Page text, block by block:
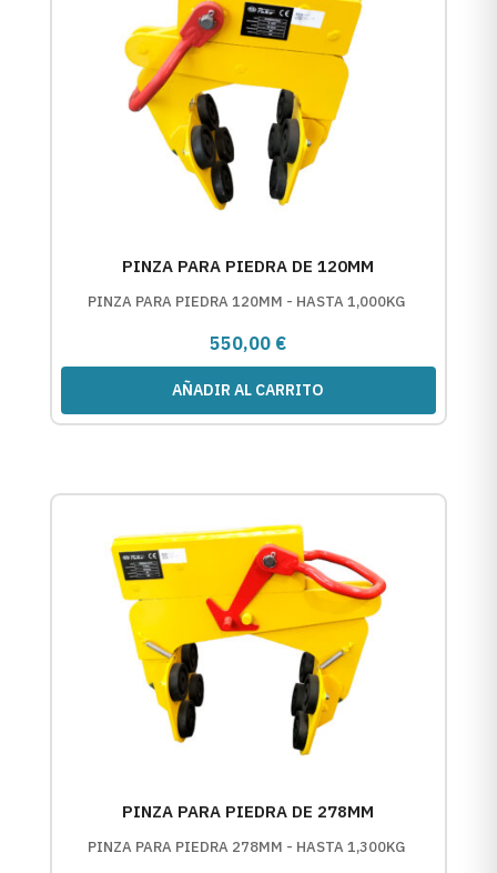
PINZA PARA PIEDRA DE 120MM
PINZA PARA PIEDRA 120MM - HASTA 1,000KG
550,00€
AÑADIR AL CARRITO
PINZA PARA PIEDRA DE 278MM
PINZA PARA PIEDRA 278MM - HASTA 1,300KG